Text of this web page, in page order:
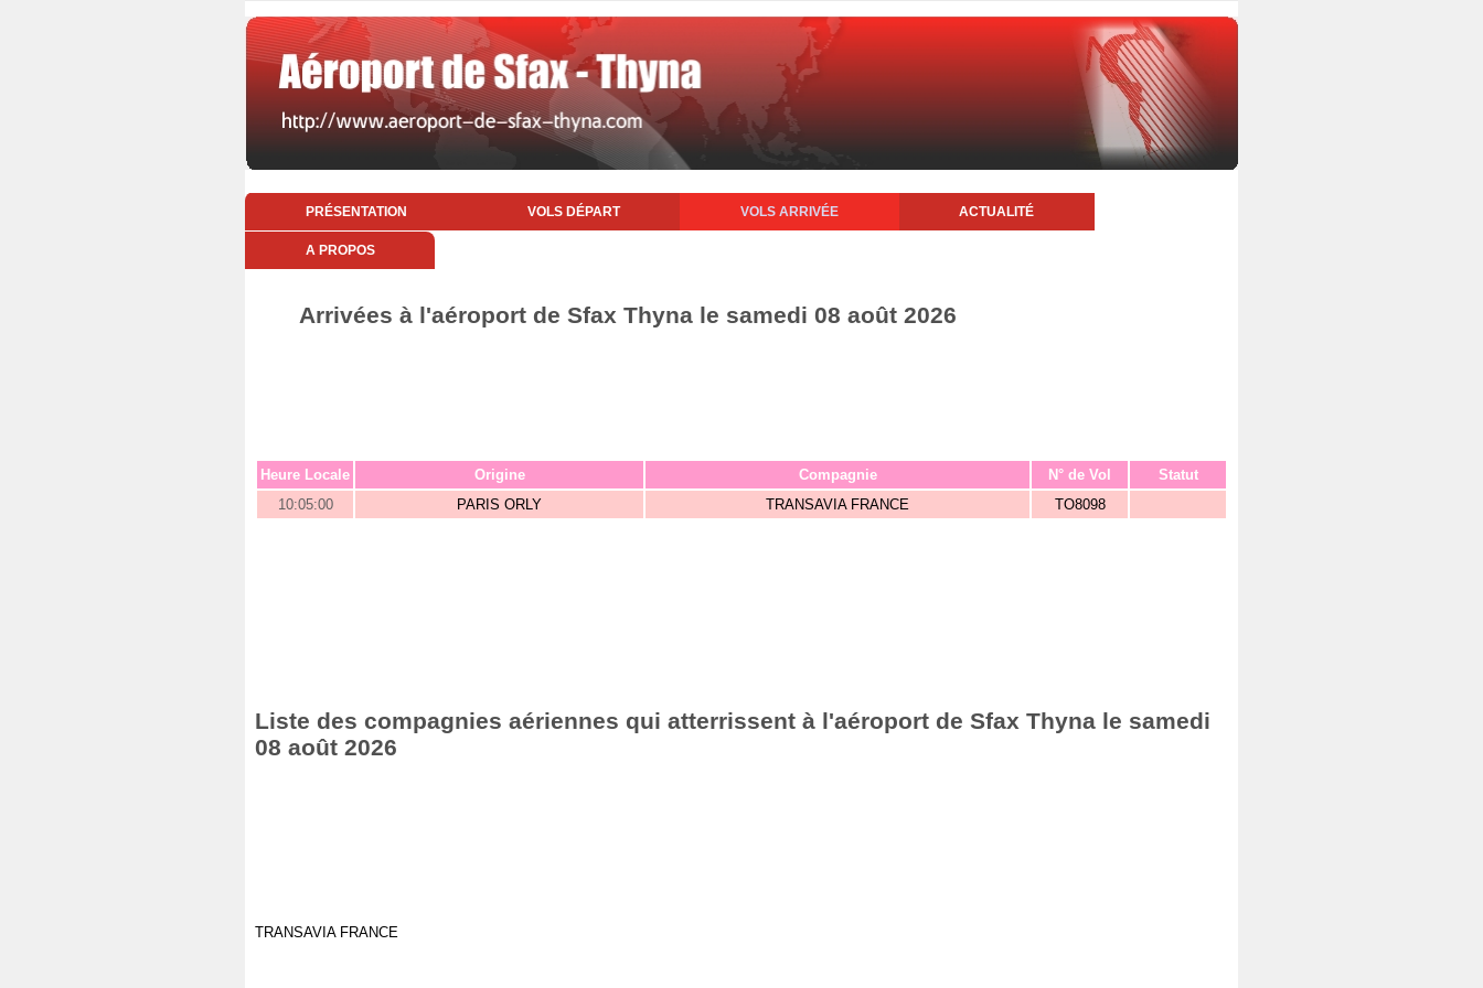
PRÉSENTATION VOLS DÉPART VOLS ARRIVÉE ACTUALITÉ
A PROPOS
Arrivées à l'aéroport de Sfax Thyna le samedi 08 août 2026
Heure Locale Origine Compagnie N° de Vol
Statut
10:05:00
PARIS ORLY TRANSAVIA FRANCE TO8098
Liste des compagnies aériennes qui atterrissent à l'aéroport de Sfax Thyna le samedi
08 août 2026
TRANSAVIA FRANCE